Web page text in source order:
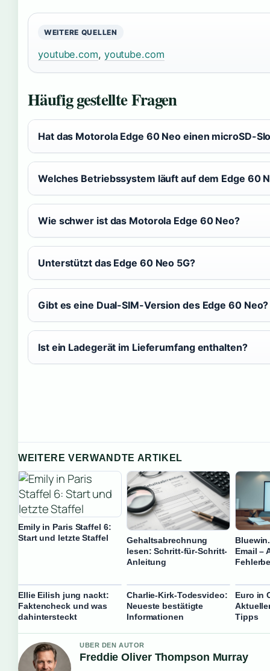
WEITERE QUELLEN
youtube.com, youtube.com
Häufig gestellte Fragen
Hat das Motorola Edge 60 Neo einen microSD-
Welches Betriebssystem läuft auf dem Edge 60
Wie schwer ist das Motorola Edge 60 Neo?
Unterstützt das Edge 60 Neo 5G?
Gibt es eine Dual-SIM-Version des Edge 60 Neo?
Ist ein Ladegerät im Lieferumfang enthalten?
WEITERE VERWANDTE ARTIKEL
Emily in Paris Staffel 6:
Start und letzte Staffel
Gehaltsabrechnung
lesen: Schritt-für-Schritt-
Anleitung
Email –
Ellie Eilish jung nackt:
Faktencheck und was
dahintersteckt
Charlie-Kirk-Todesvideo:
Neueste bestätigte
Informationen
Euro in
Tipps
UBER DEN AUTOR
Freddie Oliver Thompson Murray